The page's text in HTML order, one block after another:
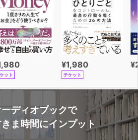
ット
¥1,980
チケット
ディオブックで
ま時間にインプット